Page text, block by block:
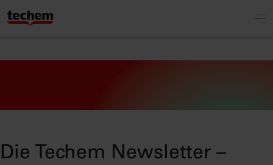
Die Techem Newsletter –